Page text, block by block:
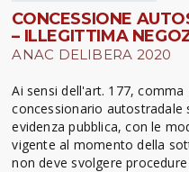
CONCESSIONE
– ILLEGITTIMA
ANAC DELIBERA 2020
Ai sensi dell'art. 177, comma
concessionario autostradale
evidenza pubblica, con le
vigente al momento della
non deve svolgere